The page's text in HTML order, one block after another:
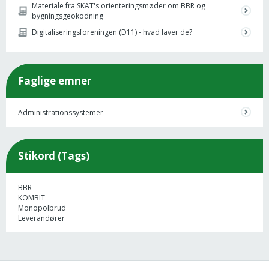
Materiale fra SKAT's orienteringsmøder om BBR og
bygningsgeokodning
Digitaliseringsforeningen (D11) - hvad laver de?
Faglige emner
Administrationssystemer
Stikord (Tags)
BBR
KOMBIT
Monopolbrud
Leverandører